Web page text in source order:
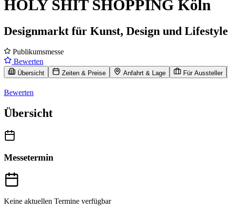
HOLY SHIT SHOPPING Köln
Designmarkt für Kunst, Design und Lifestyle
Publikumsmesse
Bewerten
Übersicht Zeiten & Preise Anfahrt & Lage Für Aussteller
Bewerten
Übersicht
Messetermin
Keine aktuellen Termine verfügbar